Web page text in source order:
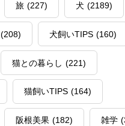
旅 (227) 犬 (2189)
(208) 犬飼いTIPS (160)
猫との暮らし (221)
猫飼いTIPS (164)
阪根美果 (182) 雑学